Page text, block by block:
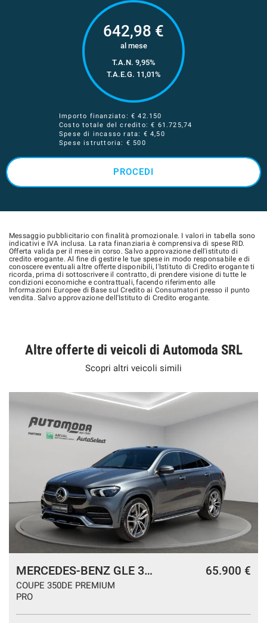
642,98 €
al mese
T.A.N. 9,95%
T.A.E.G. 11,01%
Importo finanziato: €42.150
Costo totale del credito: € 61.725,74
Spese di incasso rata: € 4,50
Spese istruttoria: € 500
PROCEDI
Messaggio pubblicitario con finalità promozionale. I valori in tabella sono
indicativi e IVA inclusa. La rata finanziaria è comprensiva di spese RID.
Offerta valida per il mese in corso. Salvo approvazione dell'istituto di
credito erogante. Al fine di gestire le tue spese in modo responsabile e di
conoscere eventuali altre offerte disponibili, l'Istituto di Credito erogante ti
ricorda, prima di sottoscrivere il contratto, di prendere visione di tutte le
condizioni economiche e contrattuali, facendo riferimento alle
Informazioni Europee di Base sul Credito ai Consumatori presso il punto
vendita. Salvo approvazione dell'Istituto di Credito erogante.
Altre offerte di veicoli di Automoda SRL
Scopri altri veicoli simili
MERCEDES-BENZ GLE 350
COUPE 350DE PREMIUM
PRO
65.900 €